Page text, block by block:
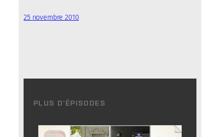
25 novembre 2010
PLUS D’ÉPISODES